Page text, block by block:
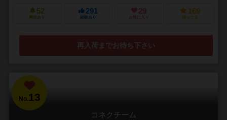
52
興味あり
291
経験あり
29
お気に入り
169
持ってる
再入荷までお待ち下さい
No.13
コネクチーム